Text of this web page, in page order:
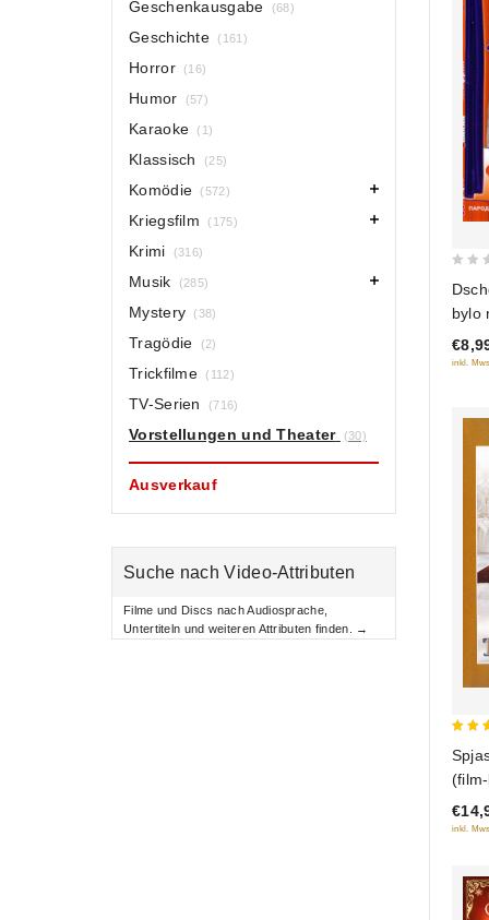
of
5
bylo
inkl.
out
of 5
inkl.
Geschenkausgabe (68)
Geschichte (161)
Horror (16)
Humor (57)
Karaoke (1)
Klassisch (25)
Komödie (572)
Kriegsfilm (175)
Krimi (316)
Musik (285)
Mystery (38)
Tragödie (2)
Trickfilme (112)
TV-Serien (716)
Vorstellungen und Theater (30)
Ausverkauf
Suche nach Video-Attributen
Filme und Discs nach Audiosprache,
Untertiteln und weiteren Attributen finden. →